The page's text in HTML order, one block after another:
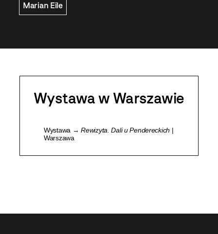
Marian Eile
Wystawa w Warszawie
Wystawa →Rewizyta. Dali u Pendereckich |
Warszawa